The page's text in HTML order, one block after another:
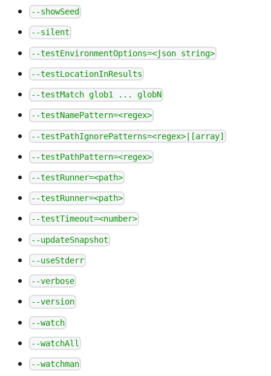
--showSeed
--silent
--testEnvironmentOptions=<json string>
--testLocationInResults
--testMatch glob1 ... globN
--testNamePattern=<regex>
--testPathIgnorePatterns=<regex>|[array]
--testPathPattern=<regex>
--testRunner=<path>
--testRunner=<path>
--testTimeout=<number>
--updateSnapshot
--useStderr
--verbose
--version
--watch
--watchAll
--watchman